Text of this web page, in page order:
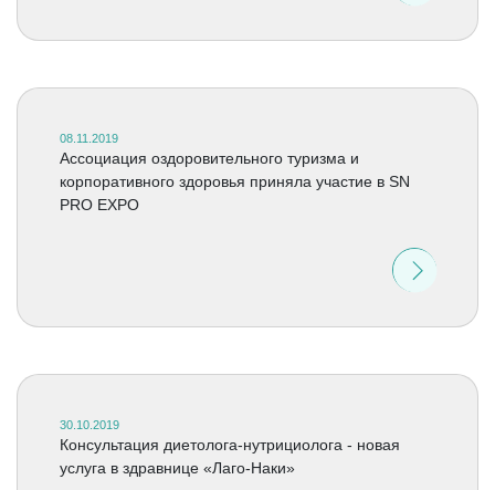
08.11.2019
Ассоциация оздоровительного туризма и
корпоративного здоровья приняла участие в SN
PRO EXPO
30.10.2019
Консультация диетолога-нутрициолога - новая
услуга в здравнице «Лаго-Наки»